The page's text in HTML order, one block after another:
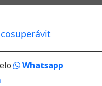
superávit
Whatsapp